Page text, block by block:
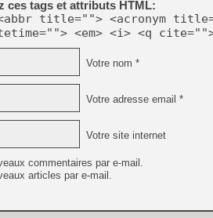
ces tags et attributs HTML:
title=""> <acronym
<em> <i> <q
Votre nom *
Votre adresse email *
Votre site internet
commentaires par e-mail.
articles par e-mail.